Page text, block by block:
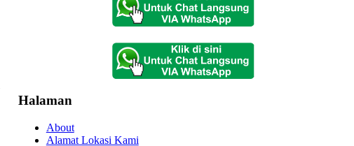
Halaman
About
Alamat Lokasi Kami